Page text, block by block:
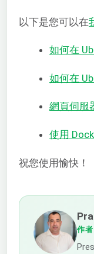
以下是您可以在
如何在
如何在
網頁伺服
使用
祝您使用愉快！
作者